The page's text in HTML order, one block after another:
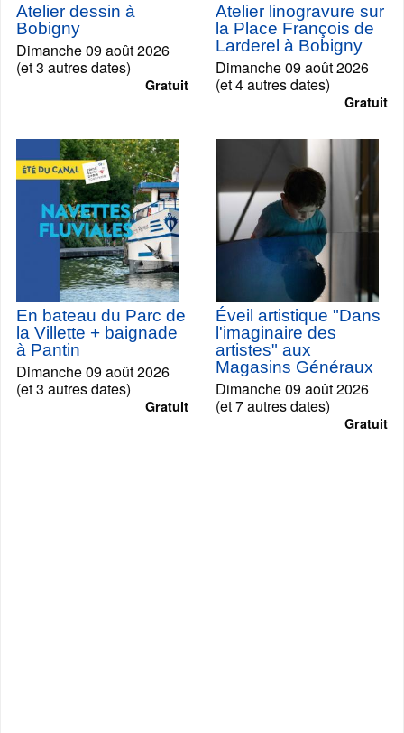
Atelier dessin à
Bobigny
Dimanche 09 août 2026
(et 3 autres dates)
Gratuit
Atelier linogravure sur
la Place François de
Larderel à Bobigny
Dimanche 09 août 2026
(et 4 autres dates)
Gratuit
En bateau du Parc de
la Villette + baignade
à Pantin
Dimanche 09 août 2026
(et 3 autres dates)
Gratuit
Éveil artistique "Dans
l'imaginaire des
artistes" aux
Magasins Généraux
Dimanche 09 août 2026
(et 7 autres dates)
Gratuit